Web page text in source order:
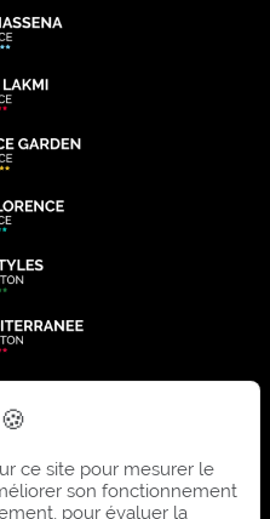
ce site pour mesurer le
son fonctionnement
pour évaluer la